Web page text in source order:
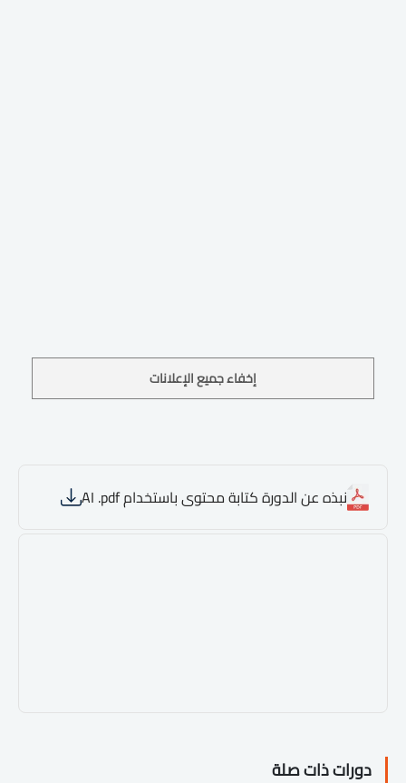
إخفاء جميع الإعلانات
نبذه عن الدورة كتابة محتوى باستخدام AI .pdf
دورات ذات صلة